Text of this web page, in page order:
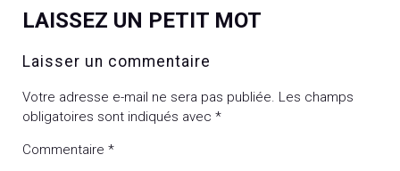
LAISSEZ UN PETIT MOT
Laisser un commentaire
Votre adresse e-mail ne sera pas publiée. Les champs
obligatoires sont indiqués avec *
Commentaire *